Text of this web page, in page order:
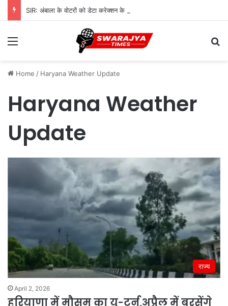
Menu
Home / Haryana Weather Update
Haryana Weather
Update
राज्य
April 2, 2026
हरियाणा में मौसम का यू-टर्न,अप्रैल में बरसेंगे